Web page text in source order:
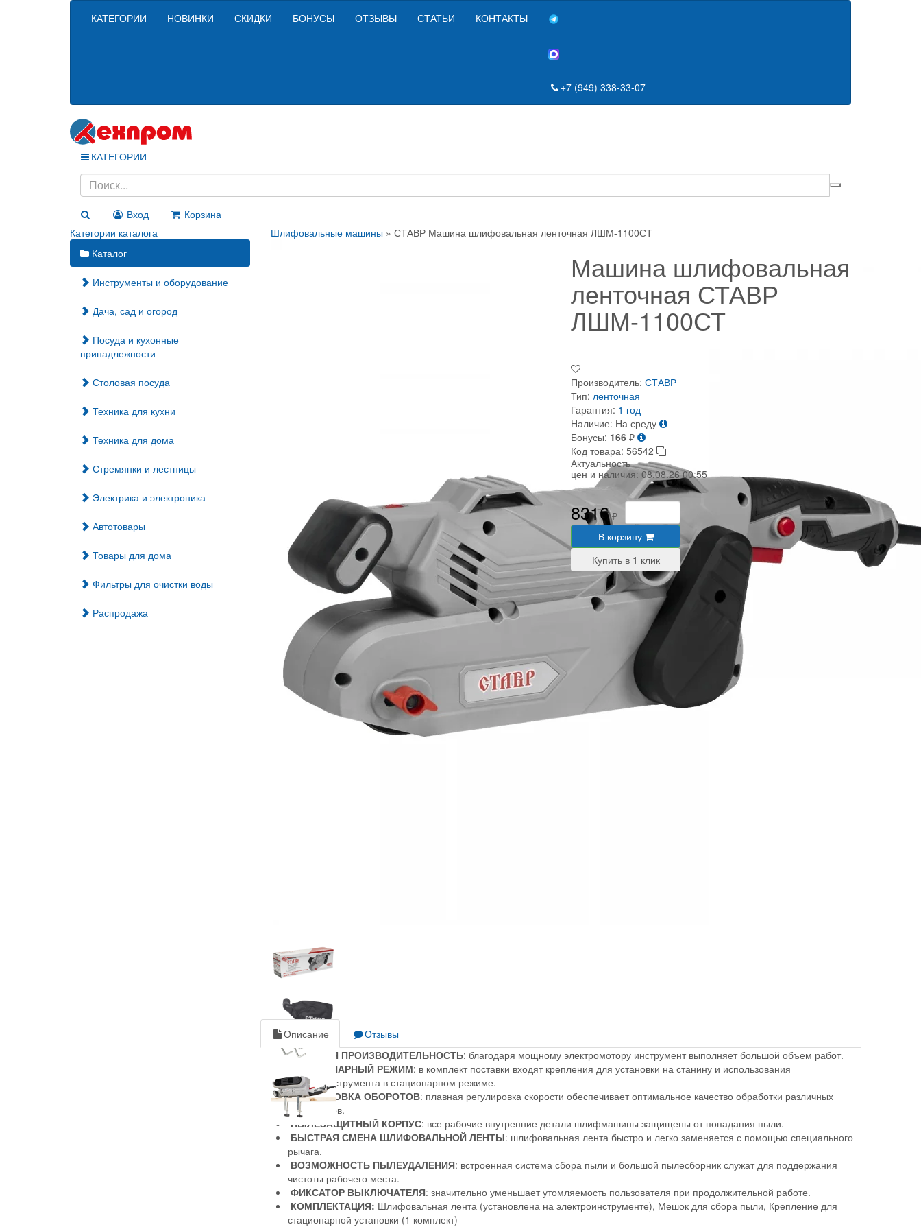
КАТЕГОРИИ НОВИНКИ СКИДКИ БОНУСЫ ОТЗЫВЫ СТАТЬИ КОНТАКТЫ
+7 (949) 338-33-07
КАТЕГОРИИ
Вход
Корзина
Категории каталога
Каталог
Инструменты и оборудование
Дача, сад и огород
Посуда и кухонные
принадлежности
Столовая посуда
Техника для кухни
Техника для дома
Стремянки и лестницы
Электрика и электроника
Автотовары
Товары для дома
Фильтры для очистки воды
Распродажа
Шлифовальные машины» СТАВР Машина шлифовальная ленточная ЛШМ-1100СТ
Машина шлифовальная
ленточная СТАВР
ЛШМ-1100СТ
Производитель: СТАВР
Тип: ленточная
Гарантия: 1 год
Наличие: На среду
Бонусы: 166 ₽
Код товара: 56542
Актуальность
цен и наличия: 08.08.26 00:55
8316₽
В корзину
Описание
Отзывы
ВЫСОКАЯ ПРОИЗВОДИТЕЛЬНОСТЬ: благодаря мощному электромотору инструмент выполняет большой объем работ.
СТАЦИОНАРНЫЙ РЕЖИМ: в комплект поставки входят крепления для установки на станину и использования
электроинструмента в стационарном режиме.
РЕГУЛИРОВКА ОБОРОТОВ: плавная регулировка скорости обеспечивает оптимальное качество обработки различных
материалов.
ПЫЛЕЗАЩИТНЫЙ КОРПУС: все рабочие внутренние детали шлифмашины защищены от попадания пыли.
БЫСТРАЯ СМЕНА ШЛИФОВАЛЬНОЙ ЛЕНТЫ: шлифовальная лента быстро и легко заменяется с помощью специального
рычага.
ВОЗМОЖНОСТЬ ПЫЛЕУДАЛЕНИЯ: встроенная система сбора пыли и большой пылесборник служат для поддержания
чистоты рабочего места.
ФИКСАТОР ВЫКЛЮЧАТЕЛЯ: значительно уменьшает утомляемость пользователя при продолжительной работе.
КОМПЛЕКТАЦИЯ: Шлифовальная лента (установлена на электроинструменте), Мешок для сбора пыли, Крепление для
стационарной установки (1 комплект)